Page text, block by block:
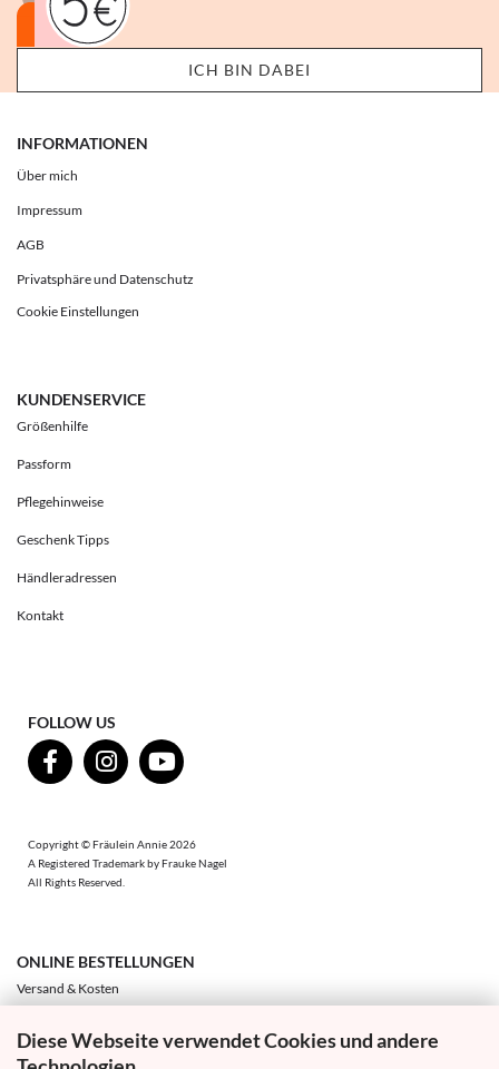
Diese Webseite verwendet Cookies und andere
INFORMATIONEN
Über mich
Impressum
AGB
Privatsphäre und Datenschutz
Cookie Einstellungen
KUNDENSERVICE
Größenhilfe
Passform
Pflegehinweise
Geschenk Tipps
Händleradressen
Kontakt
FOLLOW US
Copyright © Fräulein Annie 2026
A Registered Trademark by Frauke Nagel
All Rights Reserved.
ONLINE BESTELLUNGEN
Versand & Kosten
Umtausch & Rückgabe